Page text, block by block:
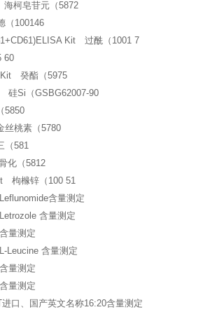
柯皂苷元（5872
（100146
Kit 过酰（1001 7
60
Kit 癸酯（5975
硅Si（GSBG62007-90
5850
丝桃素（5780
（581
化（5812
枸橼锌（100 51
含量测定
含量测定
量测定
Leucine 含量测定
量测定
量测定
口、国产英文名称16:20含量测定